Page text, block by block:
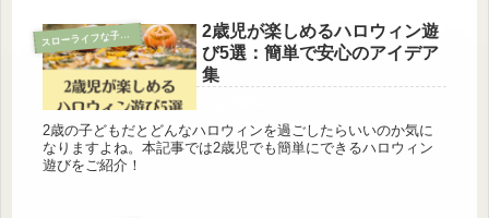
ス
ローライフな子育て
2歳児が楽しめるハロウィン遊
び5選：簡単で安心のアイデア
集
2歳の子どもだとどんなハロウィンを過ごしたらいいのか気に
なりますよね。本記事では2歳児でも簡単にできるハロウィン
遊びをご紹介！